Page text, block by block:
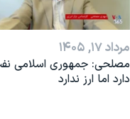
مرداد ۱۷, ۱۴۰۵
مصلحی: جمهوری اسلامی
دارد اما ارز ندارد